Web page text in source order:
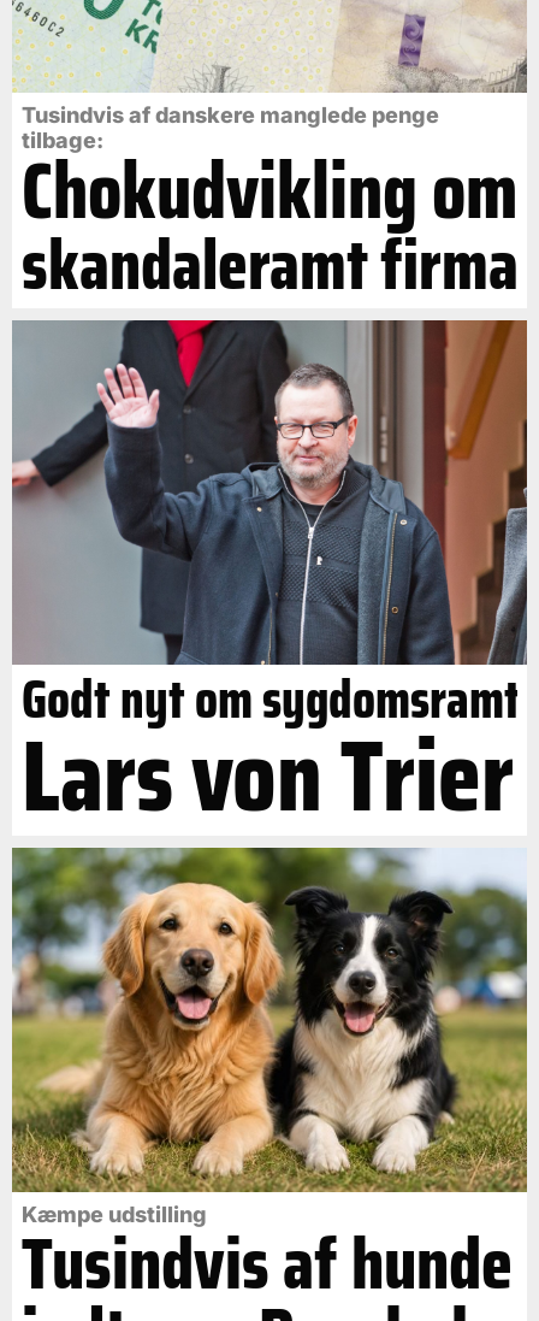
Tusindvis af danskere manglede penge
tilbage:
Chokudvikling om
skandaleramt firma
Godt nyt om sygdomsramt
Lars von Trier
Kæmpe udstilling
Tusindvis af hunde